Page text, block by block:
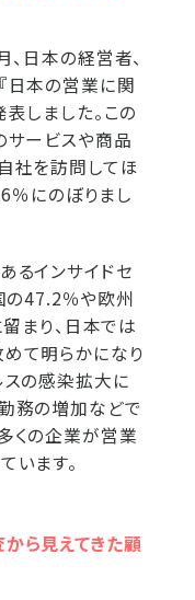
日本の経営者、
日本の営業に関
しました。この
サービスや商品
社を訪問してほ
％にのぼりまし
るインサイドセ
の47.2％や欧州
まり、日本では
て明らかになり
スの感染拡大に
務の増加などで
くの企業が営業
います。
ら見えてきた顧